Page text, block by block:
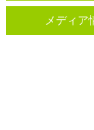
メディア